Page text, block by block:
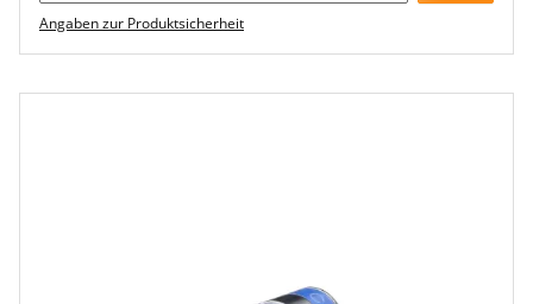
Angaben zur Produktsicherheit